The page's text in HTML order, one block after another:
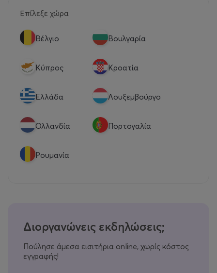
Επίλεξε χώρα
Βέλγιο Βουλγαρία
Κύπρος Κροατία
Eλλάδα Λουξεμβούργο
Ολλανδία Πορτογαλία
Ρουμανία
Διοργανώνεις εκδηλώσεις;
Πούλησε άμεσα εισιτήρια online, χωρίς κόστος
εγγραφής!